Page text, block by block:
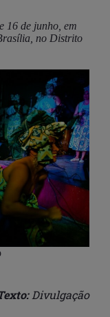
16 de junho, em
no Distrito
Divulgação